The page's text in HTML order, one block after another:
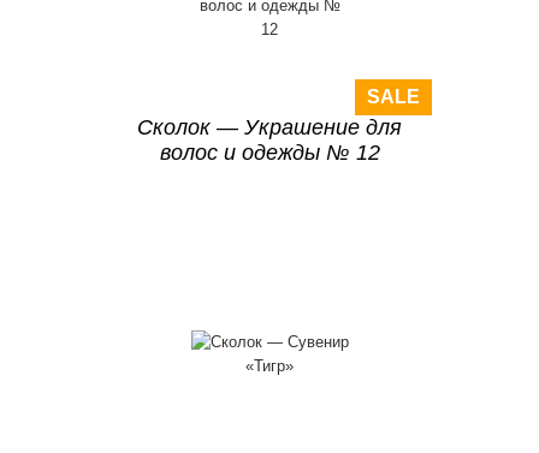
SALE
Сколок — Украшение для
волос и одежды № 12